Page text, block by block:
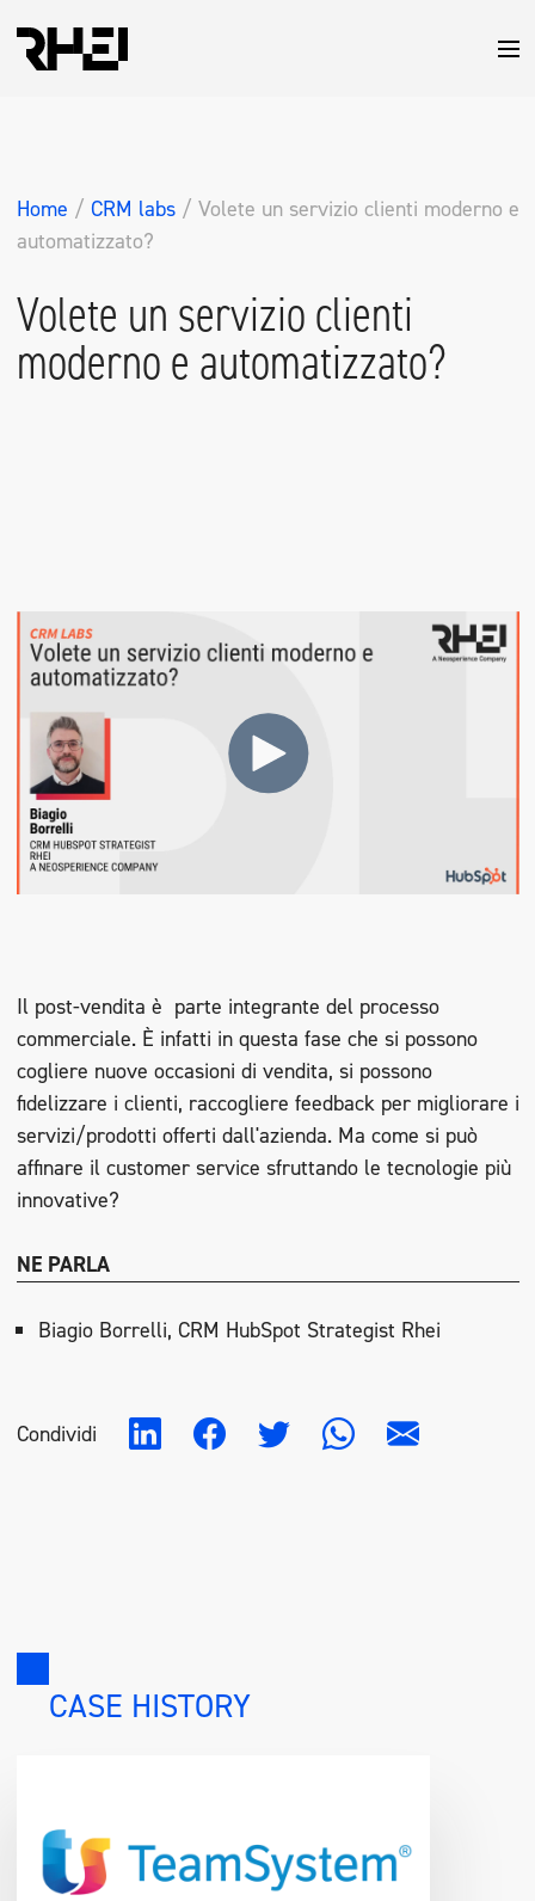
Home / CRM labs/ Volete un servizio clienti moderno e
automatizzato?
Volete un servizio clienti
moderno e automatizzato?
Il post-vendita è parte integrante del processo
commerciale. È infatti in questa fase che si possono
cogliere nuove occasioni di vendita, si possono
fidelizzare i clienti, raccogliere feedback per migliorare i
servizi/prodotti offerti dall'azienda. Ma come si può
affinare il customer service sfruttando le tecnologie più
innovative?
NE PARLA
Biagio Borrelli, CRM HubSpot Strategist Rhei
Condividi
CASE HISTORY